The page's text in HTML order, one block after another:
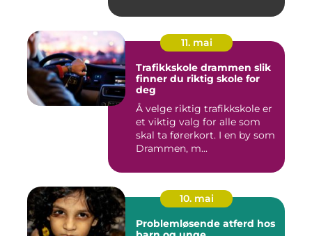
11. mai
Trafikkskole drammen slik
finner du riktig skole for
deg
Å velge riktig trafikkskole er
et viktig valg for alle som
skal ta førerkort. I en by som
Drammen, m...
10. mai
Problemløsende atferd hos